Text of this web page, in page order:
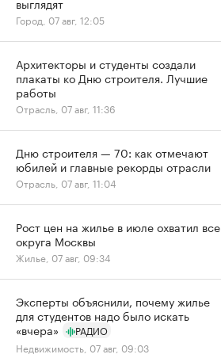
Город, 07 авг, 12:05
Архитекторы и студенты создали
плакаты ко Дню строителя. Лучшие
работы
Отрасль, 07 авг, 11:36
Дню строителя — 70: как отмечают
юбилей и главные рекорды отрасли
Отрасль, 07 авг, 11:04
Рост цен на жилье в июле охватил все
округа Москвы
Жилье, 07 авг, 09:34
Эксперты объяснили, почему жилье
для студентов надо было искать
«вчера»
РАДИО
Недвижимость, 07 авг, 09:03